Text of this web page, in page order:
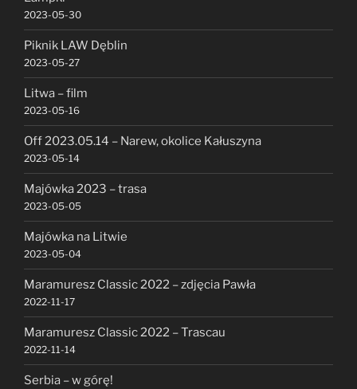
2023-05-30
Piknik LAW Dęblin
2023-05-27
Litwa – film
2023-05-16
Off 2023.05.14 – Narew, okolice Kałuszyna
2023-05-14
Majówka 2023 – trasa
2023-05-05
Majówka na Litwie
2023-05-04
Maramuresz Classic 2022 – zdjęcia Pawła
2022-11-17
Maramuresz Classic 2022 – Trascau
2022-11-14
Serbia – w górę!